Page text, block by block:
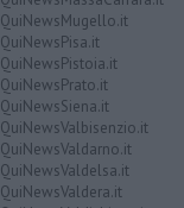
QuiNewsMugello.it
QuiNewsPisa.it
QuiNewsPistoia.it
QuiNewsPrato.it
QuiNewsSiena.it
QuiNewsValbisenzio.it
QuiNewsValdarno.it
QuiNewsValdelsa.it
QuiNewsValdera.it